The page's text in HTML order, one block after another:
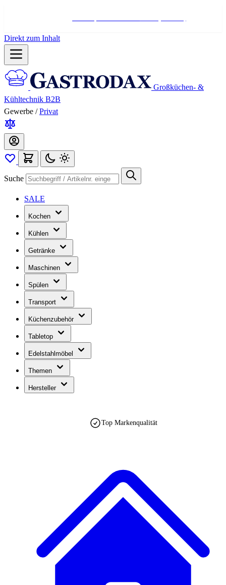
Direkt zum Inhalt
Großküchen- &
Kühltechnik B2B
Gewerbe / Privat
Suche
SALE
Kochen
Kühlen
Getränke
Maschinen
Spülen
Transport
Küchenzubehör
Tabletop
Edelstahlmöbel
Themen
Hersteller
Top Markenqualität